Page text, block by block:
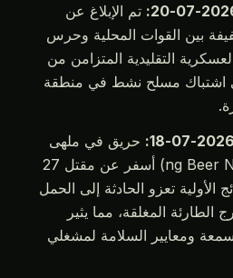
تم الإبلاغ عن
بين القوات المحلية وحرس
التقليدية المتزامن من
اشتباك مسلح نشط في منطقة
حريق في ملهى
ليلي (روng Beer Na Lat Phrao) أسفر عن مقتل 27
18؛ النتائج الأولية تعزو الحادثة إلى الحمل
الطارئة المغلقة، مما يثير
ومعايير السلامة لمشغلي